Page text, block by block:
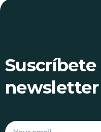
Suscríbete
newsletter
Email